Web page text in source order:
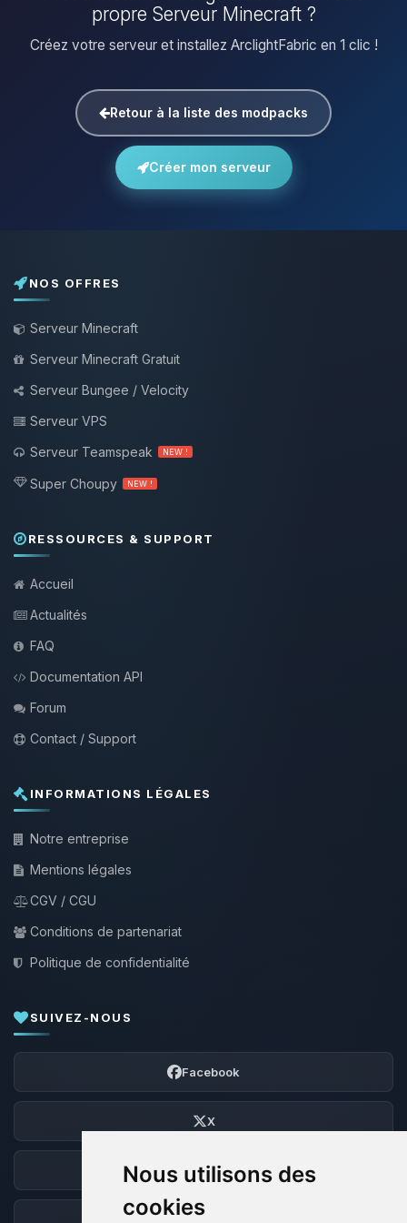
Nous utilisons des
cookies
propre Serveur Minecraft ?
Créez votre serveur et installez ArclightFabric en 1 clic !
Retour à la liste des modpacks
Créer mon serveur
NOS OFFRES
Serveur Minecraft
Serveur Minecraft Gratuit
Serveur Bungee / Velocity
Serveur VPS
Serveur Teamspeak
NEW !
Super Choupy NEW !
RESSOURCES & SUPPORT
Accueil
Actualités
FAQ
Documentation API
Forum
Contact / Support
INFORMATIONS LÉGALES
Notre entreprise
Mentions légales
CGV / CGU
Conditions de partenariat
Politique de confidentialité
SUIVEZ-NOUS
Facebook
X
Discord
Forum